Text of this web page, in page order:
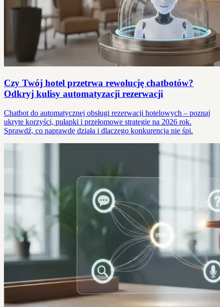
Czy Twój hotel przetrwa rewolucję chatbotów?
Odkryj kulisy automatyzacji rezerwacji
Chatbot do automatycznej obsługi rezerwacji hotelowych – poznaj
ukryte korzyści, pułapki i przełomowe strategie na 2026 rok.
Sprawdź, co naprawdę działa i dlaczego konkurencja nie śpi.